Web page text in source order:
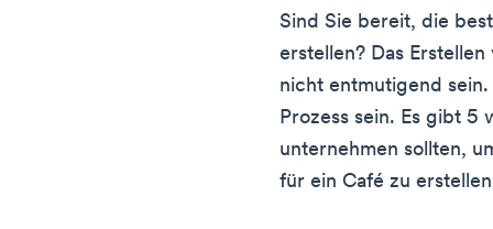
Sind Sie bereit, die
erstellen? Das
nicht entmutigend
Prozess sein. Es gibt 5
unternehmen sollten,
für ein Café zu